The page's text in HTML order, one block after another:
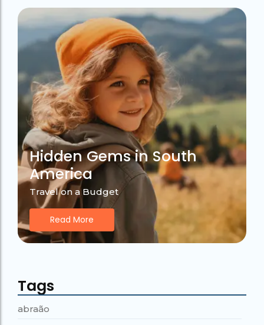
Hidden Gems in South
America
Travel on a Budget
Read More
Tags
abraão